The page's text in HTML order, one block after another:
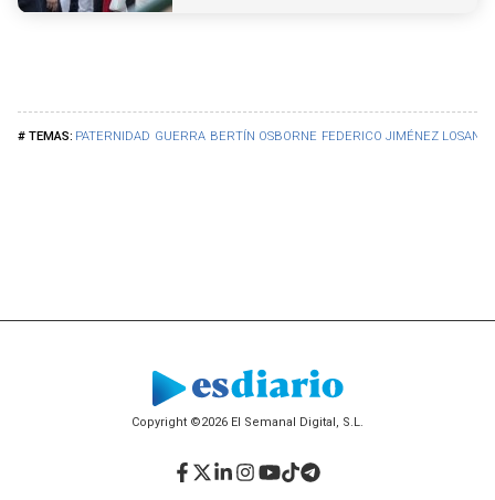
PATERNIDAD GUERRA BERTÍN OSBORNE FEDERICO JIMÉNEZ
Copyright ©2026 El Semanal Digital, S.L.
Facebook
Twitter
LinkedIn
Instagram
YouTube
TikTok
Telegram